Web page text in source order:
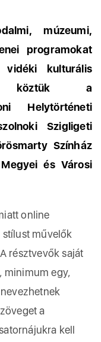
múzeumi,
programokat
vidéki kulturális
köztük a
Helytörténeti
Szigligeti
Színház
és Városi
online
művelők
résztvevők saját
minimum egy,
a
kell